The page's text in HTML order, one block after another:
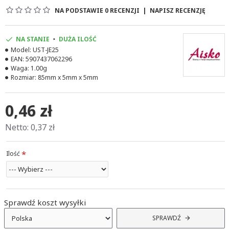
NA PODSTAWIE 0 RECENZJI | NAPISZ RECENZJĘ
0,46 zł
Netto: 0,37 zł
NA STANIE
DUŻA ILOŚĆ
Model: UST-JE25
EAN: 5907437062296
Waga: 1.00g
Rozmiar: 85mm x 5mm x 5mm
Ilość
Sprawdź koszt wysyłki
SPRAWDŹ